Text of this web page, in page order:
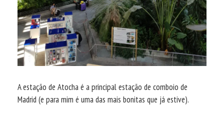
A estação de Atocha é a principal estação de comboio de
Madrid (e para mim é uma das mais bonitas que já estive).